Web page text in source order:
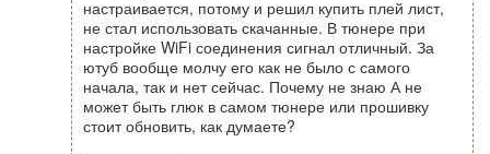
настраивается, потому и решил купить плей лист,
не стал использовать скачанные. В тюнере при
настройке WiFi соединения сигнал отличный. За
ютуб вообще молчу его как не было с самого
начала, так и нет сейчас. Почему не знаю А не
может быть глюк в самом тюнере или прошивку
стоит обновить, как думаете?